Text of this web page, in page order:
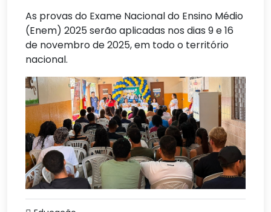
As provas do Exame Nacional do Ensino Médio
(Enem) 2025 serão aplicadas nos dias 9 e 16
de novembro de 2025, em todo o território
nacional.